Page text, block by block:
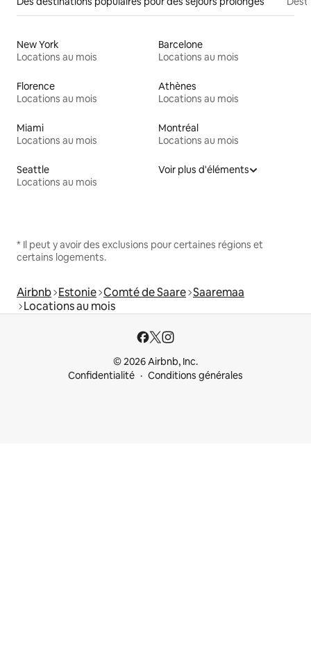
New York
Locations au mois
Barcelone
Locations au mois
Florence
Locations au mois
Athènes
Locations au mois
Miami
Locations au mois
Montréal
Locations au mois
Seattle
Locations au mois
Voir plus d'éléments
* Il peut y avoir des exclusions pour certaines régions et
certains logements.
Airbnb Estonie Comté de Saare Saaremaa
Locations au mois
© 2026 Airbnb, Inc.
Confidentialité
Conditions générales